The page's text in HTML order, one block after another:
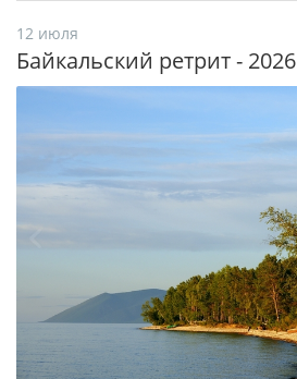
12 июля
Байкальский ретрит - 2026